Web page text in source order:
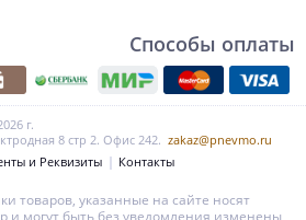
Способы оплаты
г.
8 стр 2. Офис 242. zakaz@pnevmo.ru
и Реквизиты Контакты
товаров, указанные на сайте носят
и могут быть без уведомления изменены